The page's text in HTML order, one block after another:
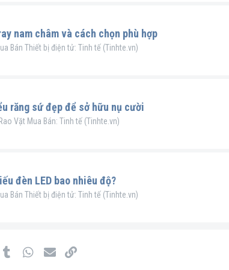
nam châm và cách chọn phù hợp
Bán Thiết bị điện tử: Tinh tế (Tinhte.vn)
răng sứ đẹp để sở hữu nụ cười
Rao Vặt Mua Bán: Tinh tế (Tinhte.vn)
đèn LED bao nhiêu độ?
Bán Thiết bị điện tử: Tinh tế (Tinhte.vn)
Tumblr WhatsApp
Email